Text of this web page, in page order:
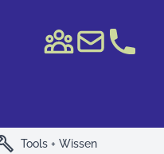
Tools + Wissen